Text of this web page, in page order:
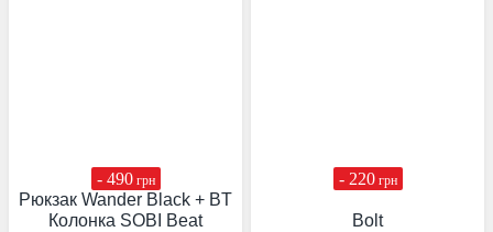
Рюкзак Wander Black + BT
Колонка SOBI Beat
- 490грн
Bolt
- 220грн